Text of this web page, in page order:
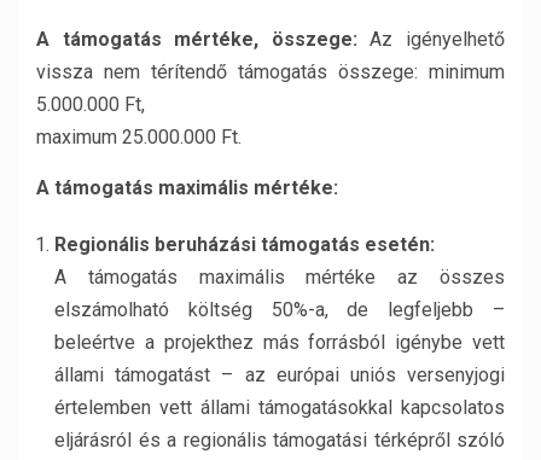
A támogatás mértéke, összege:Az igényelhető
vissza nem térítendő támogatás összege: minimum
5.000.000 Ft,
maximum 25.000.000 Ft.
A támogatás maximális mértéke:
Regionális beruházási támogatás esetén:
A támogatás maximális mértéke az összes
elszámolható költség 50%-a, de legfeljebb –
beleértve a projekthez más forrásból igénybe vett
állami támogatást – az európai uniós versenyjogi
értelemben vett állami támogatásokkal kapcsolatos
eljárásról és a regionális támogatási térképről szóló